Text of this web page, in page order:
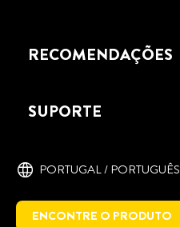
RECOMENDAÇÕES
SUPORTE
PORTUGAL / PORTUGUÊS
ENCONTRE O PRODUTO